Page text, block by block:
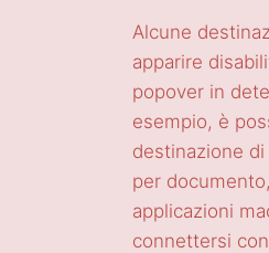
Alcune
apparire
popover in
esempio, è
destinazione
per
applicazioni
connettersi